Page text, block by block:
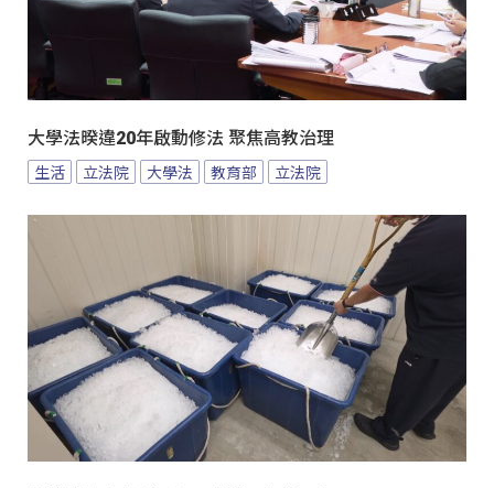
大學法暌違20年啟動修法 聚焦高教治理
生活 立法院 大學法 教育部 立法院